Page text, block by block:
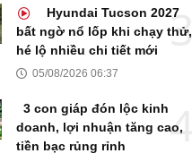
Hyundai Tucson 2027
bất ngờ nổ lốp khi chạy thử,
hé lộ nhiều chi tiết mới
05/08/2026 06:37
3 con giáp đón lộc kinh
doanh, lợi nhuận tăng cao,
tiền bạc rủng rỉnh